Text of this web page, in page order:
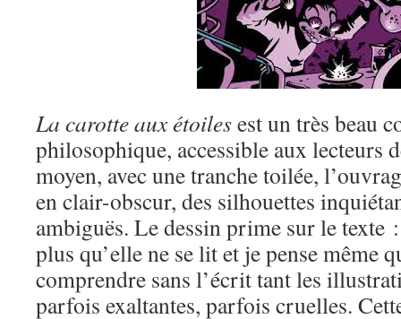
La carotte aux étoilesest un très beau
philosophique, accessible aux lecteurs
moyen, avec une tranche toilée,
en clair-obscur, des silhouettes
ambiguës. Le dessin prime sur le texte
plus qu’elle ne se lit et je pense même
comprendre sans l’écrit tant les
parfois exaltantes, parfois cruelles.